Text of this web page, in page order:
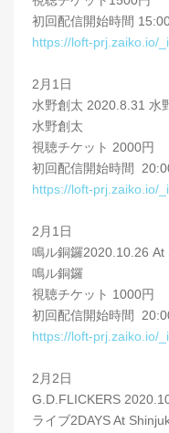
初回配信開始時間
https://loft-prj.zaiko.io/
2月1日
水野創太 2020.8.31 水
水野創太
視聴チケット 2000円
初回配信開始時間
https://loft-prj.zaiko.io/
2月1日
鳴ル銅鑼2020.10.26
鳴ル銅鑼
視聴チケット 1000円
初回配信開始時間
https://loft-prj.zaiko.io/
2月2日
G.D.FLICKERS
ライブ2DAYS At